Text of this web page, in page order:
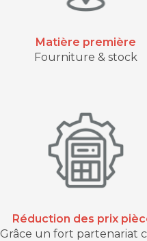
Matière première
Fourniture & stock
Réduction des prix
Grâce un fort partenariat